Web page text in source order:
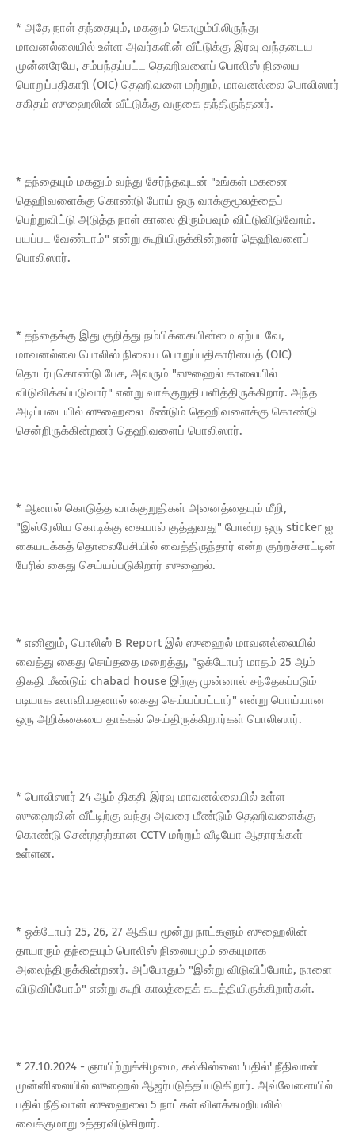
* அதே நாள் தந்தையும், மகனும் கொழும்பிலிருந்து
மாவனல்லையில் உள்ள அவர்களின் வீட்டுக்கு இரவு வந்தடைய
முன்னரேயே, சம்பந்தப்பட்ட தெஹிவளைப் பொலிஸ் நிலைய
பொறுப்பதிகாரி (OIC) தெஹிவளை மற்றும், மாவனல்லை பொலிஸார்
சகிதம் ஸுஹைலின் வீட்டுக்கு வருகை தந்திருந்தனர்.
* தந்தையும் மகனும் வந்து சேர்ந்தவுடன் "உங்கள் மகனை
தெஹிவளைக்கு கொண்டு போய் ஒரு வாக்குமூலத்தைப்
பெற்றுவிட்டு அடுத்த நாள் காலை திரும்பவும் விட்டுவிடுவோம்.
பயப்பட வேண்டாம்" என்று கூறியிருக்கின்றனர் தெஹிவளைப்
பொலிஸார்.
* தந்தைக்கு இது குறித்து நம்பிக்கையின்மை ஏற்படவே,
மாவனல்லை பொலிஸ் நிலைய பொறுப்பதிகாரியைத் (OIC)
தொடர்புகொண்டு பேச, அவரும் "ஸுஹைல் காலையில்
விடுவிக்கப்படுவார்" என்று வாக்குறுதியளித்திருக்கிறார். அந்த
அடிப்படையில் ஸுஹைலை மீண்டும் தெஹிவளைக்கு கொண்டு
சென்றிருக்கின்றனர் தெஹிவளைப் பொலிஸார்.
* ஆனால் கொடுத்த வாக்குறுதிகள் அனைத்தையும் மீறி,
"இஸ்ரேலிய கொடிக்கு கையால் குத்துவது" போன்ற ஒரு sticker ஐ
கையடக்கத் தொலைபேசியில் வைத்திருந்தார் என்ற குற்றச்சாட்டின்
பேரில் கைது செய்யப்படுகிறார் ஸுஹைல்.
* எனினும், பொலிஸ் B Report இல் ஸுஹைல் மாவனல்லையில்
வைத்து கைது செய்ததை மறைத்து, "ஒக்டோபர் மாதம் 25 ஆம்
திகதி மீண்டும் chabad house இற்கு முன்னால் சந்தேகப்படும்
படியாக உலாவியதனால் கைது செய்யப்பட்டார்" என்று பொய்யான
ஒரு அறிக்கையை தாக்கல் செய்திருக்கிறார்கள் பொலிஸார்.
* பொலிஸார் 24 ஆம் திகதி இரவு மாவனல்லையில் உள்ள
ஸுஹைலின் வீட்டிற்கு வந்து அவரை மீண்டும் தெஹிவளைக்கு
கொண்டு சென்றதற்கான CCTV மற்றும் வீடியோ ஆதாரங்கள்
உள்ளன.
* ஒக்டோபர் 25, 26, 27 ஆகிய மூன்று நாட்களும் ஸுஹைலின்
தாயாரும் தந்தையும் பொலிஸ் நிலையமும் கையுமாக
அலைந்திருக்கின்றனர். அப்போதும் "இன்று விடுவிப்போம், நாளை
விடுவிப்போம்" என்று கூறி காலத்தைக் கடத்தியிருக்கிறார்கள்.
* 27.10.2024 - ஞாயிற்றுக்கிழமை, கல்கிஸ்ஸை 'பதில்' நீதிவான்
முன்னிலையில் ஸுஹைல் ஆஜர்படுத்தப்படுகிறார். அவ்வேளையில்
பதில் நீதிவான் ஸுஹைலை 5 நாட்கள் விளக்கமறியலில்
வைக்குமாறு உத்தரவிடுகிறார்.